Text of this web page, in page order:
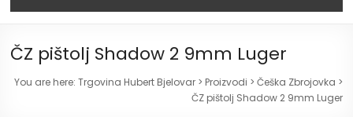
ČZ pištolj Shadow 2 9mm Luger
You are here: Trgovina Hubert Bjelovar> Proizvodi > Češka Zbrojovka >
ČZ pištolj Shadow 2 9mm Luger